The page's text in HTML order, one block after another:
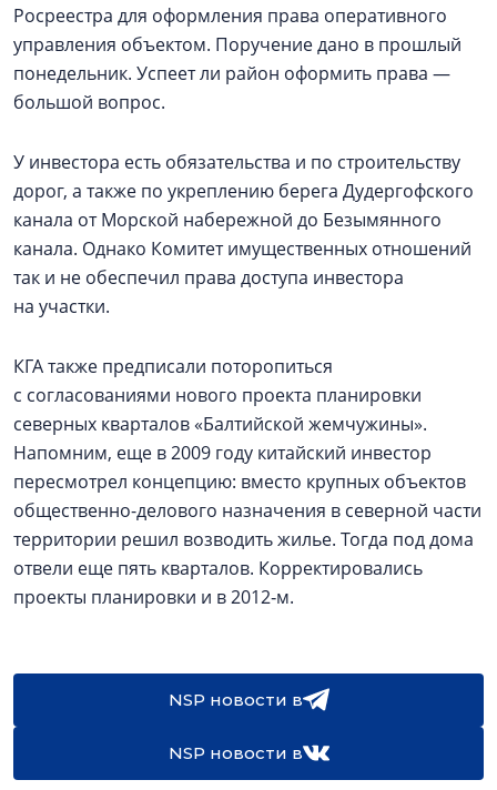
Росреестра для оформления права оперативного
управления объектом. Поручение дано в прошлый
понедельник. Успеет ли район оформить права —
большой вопрос.
У инвестора есть обязательства и по строительству
дорог, а также по укреплению берега Дудергофского
канала от Морской набережной до Безымянного
канала. Однако Комитет имущественных отношений
так и не обеспечил права доступа инвестора
на участки.
КГА также предписали поторопиться
с согласованиями нового проекта планировки
северных кварталов «Балтийской жемчужины».
Напомним, еще в 2009 году китайский инвестор
пересмотрел концепцию: вместо крупных объектов
общественно-делового назначения в северной части
территории решил возводить жилье. Тогда под дома
отвели еще пять кварталов. Корректировались
проекты планировки и в 2012‑м.
NSP новости в
NSP новости в